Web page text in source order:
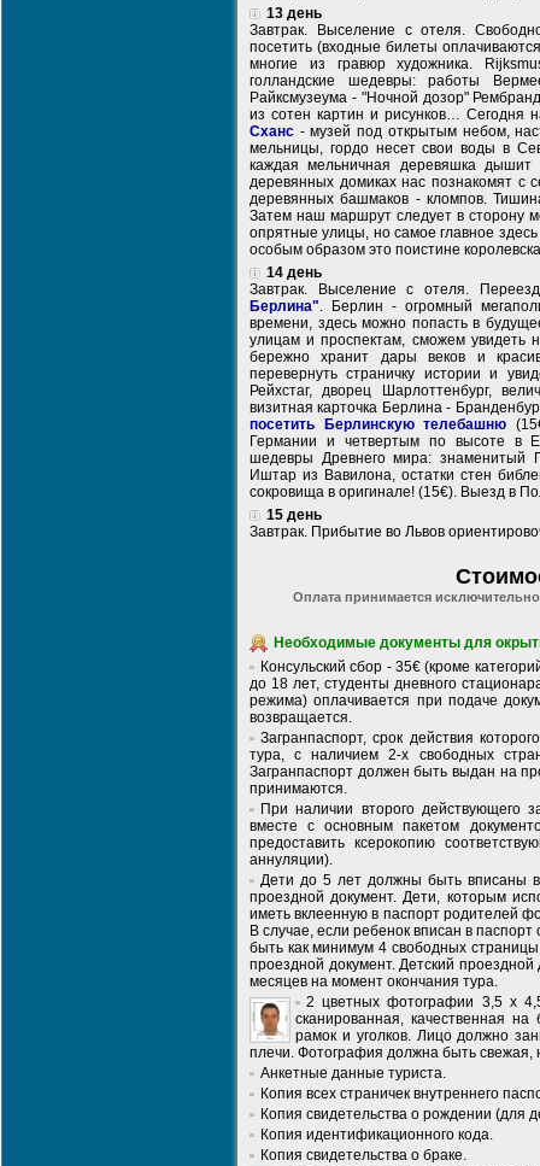
13 день
Завтрак. Выселение с отеля.
посетить (входные билеты
многие из гравюр художника.
голландские шедевры: работы
Райксмузеума - "Ночной дозор"
из сотен картин и рисунков… Сегодня
Сханс - музей под открытым небом,
мельницы, гордо несет свои воды в
каждая мельничная деревяшка
деревянных домиках нас познакомят с
деревянных башмаков - кломпов.
Затем наш маршрут следует в сторону
опрятные улицы, но самое главное
особым образом это поистине
14 день
Завтрак. Выселение с отеля.
Берлина". Берлин - огромный
времени, здесь можно попасть в
улицам и проспектам, сможем увидеть
бережно хранит дары веков и
перевернуть страничку истории и
Рейхстаг, дворец Шарлоттенбург,
визитная карточка Берлина -
посетить Берлинскую телебашню
Германии и четвертым по высоте в
шедевры Древнего мира: знаменитый
Иштар из Вавилона, остатки стен
сокровища в оригинале! (15€). Выезд в
15 день
Завтрак. Прибытие во Львов
Оплата принимается
Необходимые документы для
Консульский сбор - 35€ (кроме
до 18 лет, студенты дневного
режима) оплачивается при подаче
возвращается.
Загранпаспорт, срок действия
тура, с наличием 2-х свободных
Загранпаспорт должен быть выдан на
принимаются.
При наличии второго действующего
вместе с основным пакетом
предоставить ксерокопию
аннуляции).
Дети до 5 лет должны быть вписаны
проездной документ. Дети, которым
иметь вклеенную в паспорт родителей
В случае, если ребенок вписан в
быть как минимум 4 свободных
проездной документ. Детский
месяцев на момент окончания тура.
2 цветных фотографии 3,5 х
сканированная, качественная
рамок и уголков. Лицо должно
плечи. Фотография должна быть свежая,
Анкетные данные туриста.
Копия всех страничек внутреннего
Копия свидетельства о рождении (для
Копия идентификационного кода.
Копия свидетельства о браке.